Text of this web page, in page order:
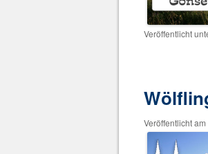
Veröffentlicht
Veröffentlicht am